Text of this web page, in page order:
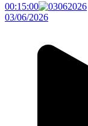
00:15:00
03/06/2026